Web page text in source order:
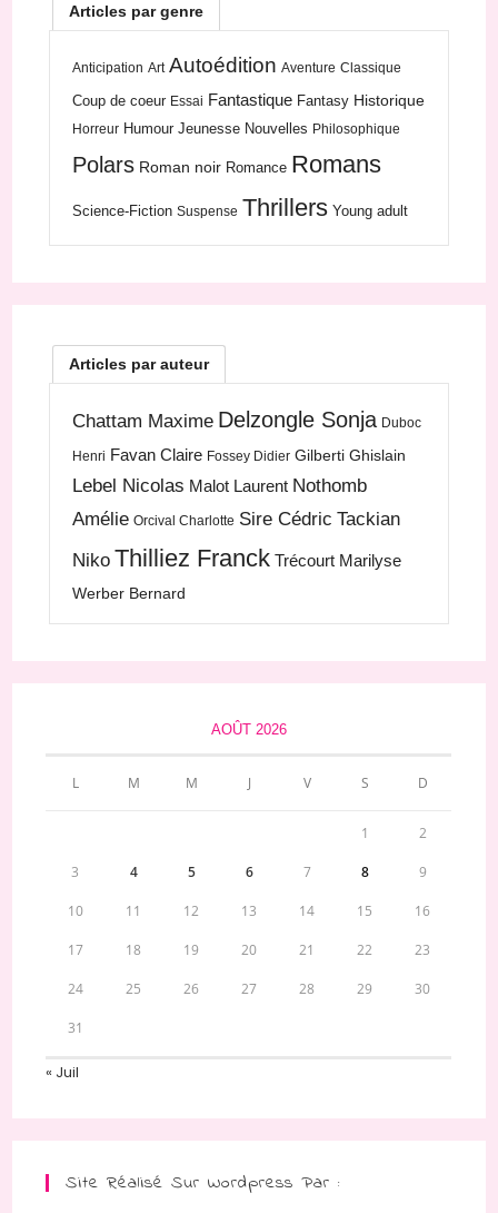
Articles par genre
Anticipation Art Autoédition Aventure Classique
Coup de coeur Essai Fantastique Fantasy Historique
Horreur Humour Jeunesse Nouvelles Philosophique
Polars Roman noir Romance Romans
Science-Fiction Suspense Thrillers Young adult
Articles par auteur
Chattam Maxime Delzongle Sonja Duboc
Henri Favan Claire Fossey Didier Gilberti Ghislain
Lebel Nicolas Malot Laurent Nothomb
Amélie Orcival Charlotte Sire Cédric Tackian
Niko Thilliez Franck Trécourt Marilyse
Werber Bernard
AOÛT 2026
L M M J V S D
1 2
3 4 5 6 7 8 9
10 11 12 13 14 15 16
17 18 19 20 21 22 23
24 25 26 27 28 29 30
31
« Juil
Site Réalisé Sur Wordpress Par :